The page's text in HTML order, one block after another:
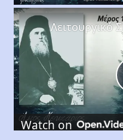
Video
Watch on